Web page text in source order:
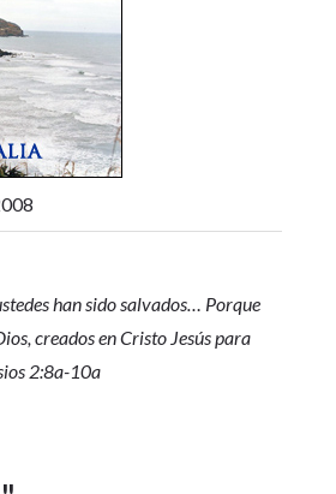
han sido salvados… Porque
creados en Cristo Jesús para
2:8a-10a